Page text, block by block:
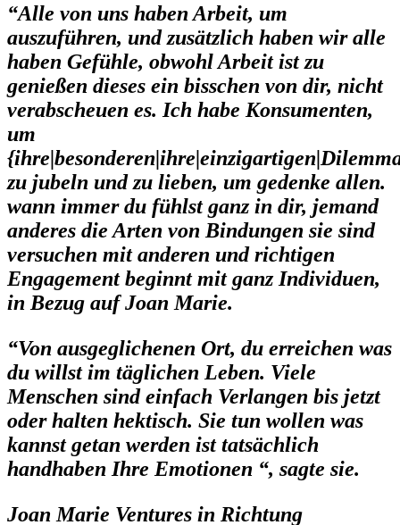
“Alle von uns haben Arbeit, um
auszuführen, und zusätzlich haben wir alle
haben Gefühle, obwohl Arbeit ist zu
genießen dieses ein bisschen von dir, nicht
verabscheuen es. Ich habe Konsumenten,
um
zu jubeln und zu lieben, um gedenke allen.
wann immer du fühlst ganz in dir, jemand
anderes die Arten von Bindungen sie sind
versuchen mit anderen und richtigen
Engagement beginnt mit ganz Individuen,
in Bezug auf Joan Marie.
“Von ausgeglichenen Ort, du erreichen was
du willst im täglichen Leben. Viele
Menschen sind einfach Verlangen bis jetzt
oder halten hektisch. Sie tun wollen was
kannst getan werden ist tatsächlich
handhaben Ihre Emotionen “, sagte sie.
Joan Marie Ventures in Richtung